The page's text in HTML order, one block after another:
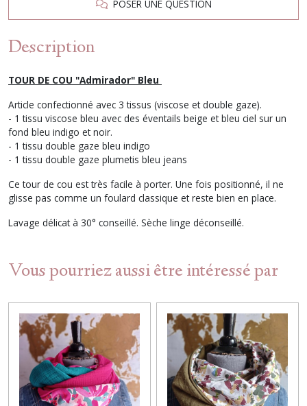
POSER UNE QUESTION
Description
TOUR DE COU "Admirador" Bleu
Article confectionné avec 3 tissus (viscose et double gaze).
- 1 tissu viscose bleu avec des éventails beige et bleu ciel sur un
fond bleu indigo et noir.
- 1 tissu double gaze bleu indigo
- 1 tissu double gaze plumetis bleu jeans
Ce tour de cou est très facile à porter. Une fois positionné, il ne
glisse pas comme un foulard classique et reste bien en place.
Lavage délicat à 30° conseillé. Sèche linge déconseillé.
Vous pourriez aussi être intéressé par